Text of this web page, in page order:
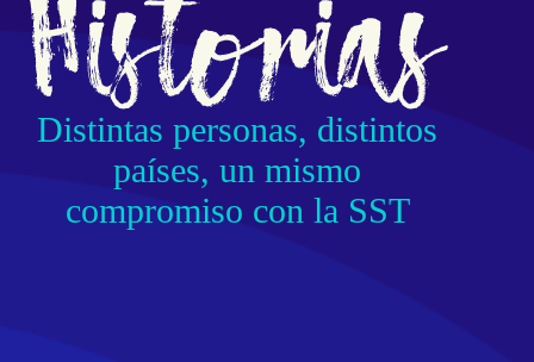
Distintas personas, distintos
países, un mismo
compromiso con la SST